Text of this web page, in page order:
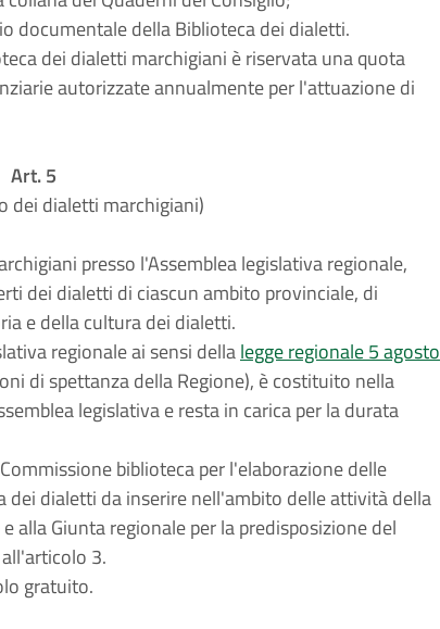
documentale della Biblioteca dei dialetti.
dei dialetti marchigiani è riservata una quota
autorizzate annualmente per l'attuazione di
Art. 5
dei dialetti marchigiani)
presso l'Assemblea legislativa regionale,
dei dialetti di ciascun ambito provinciale, di
e della cultura dei dialetti.
regionale ai sensi dellalegge regionale 5 agosto
di spettanza della Regione), è costituito nella
legislativa e resta in carica per la durata
biblioteca per l'elaborazione delle
dialetti da inserire nell'ambito delle attività della
alla Giunta regionale per la predisposizione del
3.
gratuito.